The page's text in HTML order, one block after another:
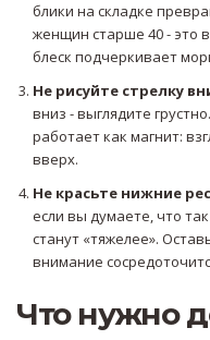
блики на складке
женщин старше 40 - это
блеск подчеркивает
Не рисуйте стрелку
вниз - выглядите
работает как магнит:
вверх.
Не красьте нижние
если вы думаете, что
станут «тяжелее».
внимание
Что нужно